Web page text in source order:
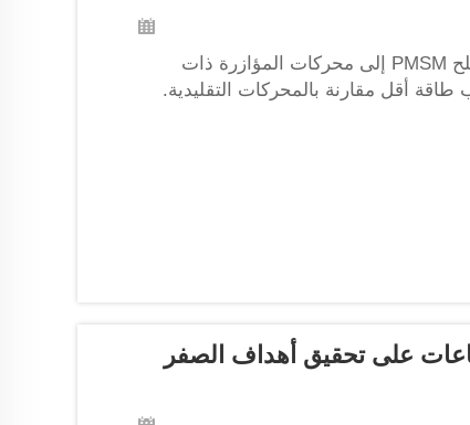
استخدام محركات PMSM لدفع الاستدامة في التصنيع. تشير مصطلح PMSM إلى محركات المؤازرة ذات
طاقة أقل مقارنة بالمحركات التقليدية.
ستساهم في تقليل استهلاك الطاقة
على تحقيق أهداف الصفر